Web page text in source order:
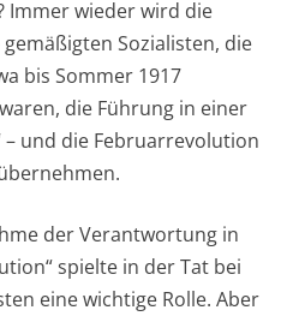
Immer wieder wird die
Sozialisten, die
bis Sommer 1917
die Führung in einer
und die Februarrevolution
der Verantwortung in
spielte in der Tat bei
eine wichtige Rolle. Aber